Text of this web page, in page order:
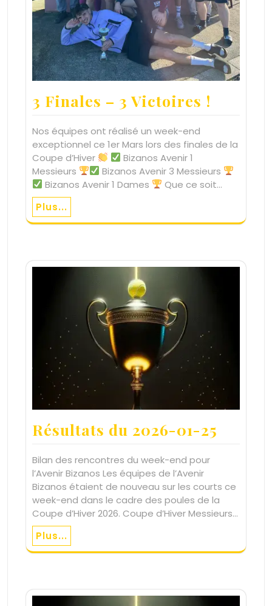
3 Finales – 3 Victoires !
Nos équipes ont réalisé un week-end
exceptionnel ce 1er Mars lors des finales de la
Coupe d’Hiver
Bizanos Avenir 1
Messieurs
Bizanos Avenir 3 Messieurs
Bizanos Avenir 1 Dames
Que ce soit…
Plus...
Résultats du 2026-01-25
Bilan des rencontres du week-end pour
l’Avenir Bizanos Les équipes de l’Avenir
Bizanos étaient de nouveau sur les courts ce
week-end dans le cadre des poules de la
Coupe d’Hiver 2026. Coupe d’Hiver Messieurs…
Plus...